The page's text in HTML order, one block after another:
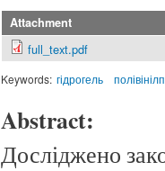
Attachment
full_text.pdf
Keywords: гідрогель
Abstract:
Досліджено